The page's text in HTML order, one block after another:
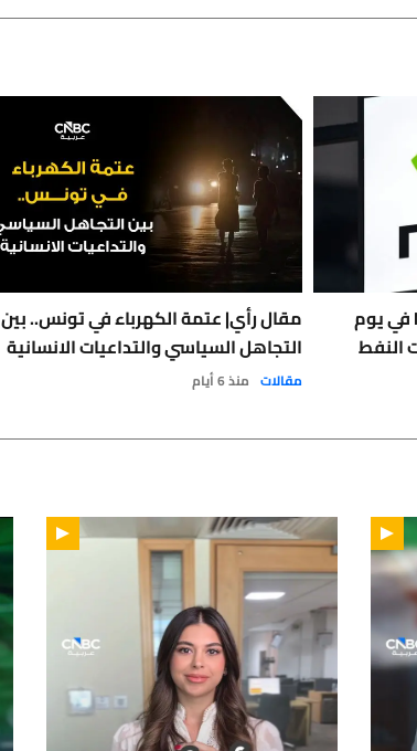
ربع تريليون دولار تتبخر من Nvidia في يوم
النفط
مقال رأي| عتمة الكهرباء في تونس.. بين
التجاهل السياسي والتداعيات الانسانية
مقالات منذ 6 أيام